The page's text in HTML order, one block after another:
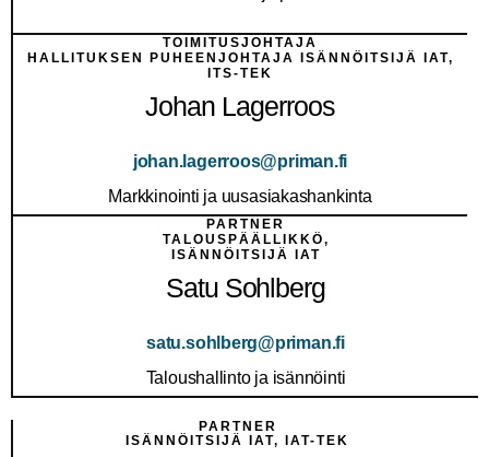
TOIMITUSJOHTAJA
HALLITUKSEN PUHEENJOHTAJA ISÄNNÖITSIJÄ IAT,
ITS-TEK
Johan Lagerroos
johan.lagerroos@priman.fi
Markkinointi ja uusasiakashankinta
PARTNER
TALOUSPÄÄLLIKKÖ,
ISÄNNÖITSIJÄ IAT
Satu Sohlberg
satu.sohlberg@priman.fi
Taloushallinto ja isännöinti
PARTNER
ISÄNNÖITSIJÄ IAT, IAT-TEK